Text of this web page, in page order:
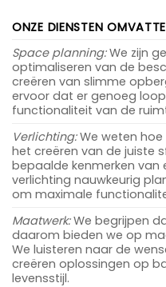
ONZE DIENSTEN
Space planning:We zijn
optimaliseren van de
creëren van slimme
ervoor dat er genoeg
functionaliteit van de
Verlichting:We weten hoe
het creëren van de juiste
bepaalde kenmerken van
verlichting nauwkeurig
om maximale
Maatwerk:We begrijpen
daarom bieden we op
We luisteren naar de
creëren oplossingen op
levensstijl.